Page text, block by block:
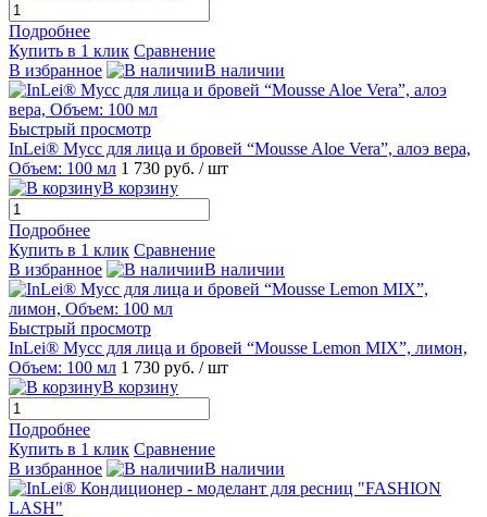
Подробнее
Купить в 1 клик Сравнение
В избранное
В наличии
Быстрый просмотр
InLei® Мусс для лица и бровей “Mousse Aloe Vera”, алоэ вера,
Объем: 100 мл 1 730 руб. / шт
В корзину
Подробнее
Купить в 1 клик Сравнение
В избранное
В наличии
Быстрый просмотр
InLei® Мусс для лица и бровей “Mousse Lemon MIX”, лимон,
Объем: 100 мл 1 730 руб. / шт
В корзину
Подробнее
Купить в 1 клик Сравнение
В избранное
В наличии